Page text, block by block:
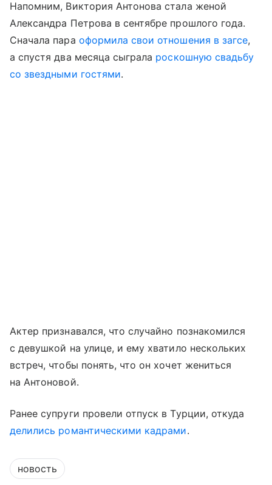
Напомним, Виктория Антонова стала женой
Александра Петрова в сентябре прошлого года.
Сначала пара оформила свои отношения в загсе,
а спустя два месяца сыграла роскошную свадьбу
со звездными гостями.
Актер признавался, что случайно познакомился
с девушкой на улице, и ему хватило нескольких
встреч, чтобы понять, что он хочет жениться
на Антоновой.
Ранее супруги провели отпуск в Турции, откуда
делились романтическими кадрами.
новость